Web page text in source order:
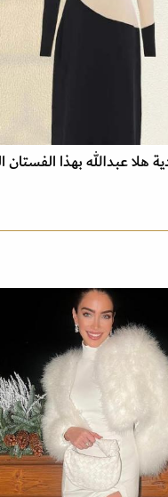
هلا عبدالله بهذا الفستان